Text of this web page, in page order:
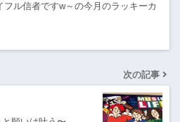
フル信者ですw～の今月のラッキーカ
次の記事